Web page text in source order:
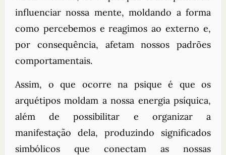
influenciar nossa mente, moldando a forma
como percebemos e reagimos ao externo e,
por consequência, afetam nossos padrões
comportamentais.
Assim, o que ocorre na psique é que os
arquétipos moldam a nossa energia psíquica,
além de possibilitar e organizar a
manifestação dela, produzindo significados
simbólicos que conectam as nossas